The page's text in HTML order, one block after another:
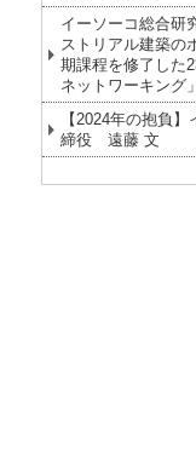
イーソーコ総合研
ストリアル建築の
期課程を修了した
ネットワーキング
【2024年の抱負
締役 遠藤 文